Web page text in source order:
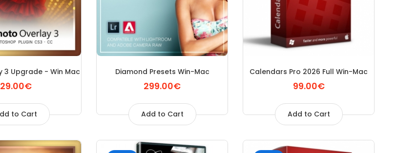
3 Upgrade - Win Mac
29.00€
to Cart
Diamond Presets Win-Mac
299.00€
Add to Cart
Calendars Pro 2026 Full Win-Mac
99.00€
Add to Cart